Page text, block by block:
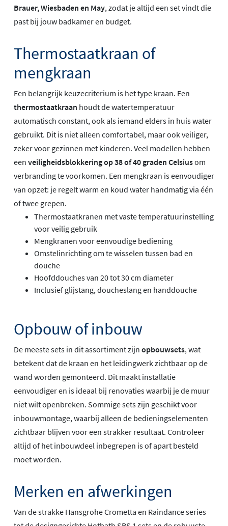
Brauer, Wiesbaden en May, zodat je altijd een set vindt die
past bij jouw badkamer en budget.
Thermostaatkraan of
mengkraan
Een belangrijk keuzecriterium is het type kraan. Een
thermostaatkraan houdt de watertemperatuur
automatisch constant, ook als iemand elders in huis water
gebruikt. Dit is niet alleen comfortabel, maar ook veiliger,
zeker voor gezinnen met kinderen. Veel modellen hebben
een veiligheidsblokkering op 38 of 40 graden Celsiusom
verbranding te voorkomen. Een mengkraan is eenvoudiger
van opzet: je regelt warm en koud water handmatig via één
of twee grepen.
Thermostaatkranen met vaste temperatuurinstelling
voor veilig gebruik
Mengkranen voor eenvoudige bediening
Omstelinrichting om te wisselen tussen bad en
douche
Hoofddouches van 20 tot 30 cm diameter
Inclusief glijstang, doucheslang en handdouche
Opbouw of inbouw
De meeste sets in dit assortiment zijn opbouwsets, wat
betekent dat de kraan en het leidingwerk zichtbaar op de
wand worden gemonteerd. Dit maakt installatie
eenvoudiger en is ideaal bij renovaties waarbij je de muur
niet wilt openbreken. Sommige sets zijn geschikt voor
inbouwmontage, waarbij alleen de bedieningselementen
zichtbaar blijven voor een strakker resultaat. Controleer
altijd of het inbouwdeel inbegrepen is of apart besteld
moet worden.
Merken en afwerkingen
Van de strakke Hansgrohe Crometta en Raindance series